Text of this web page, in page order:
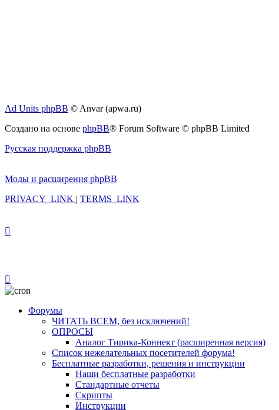
Ad Units phpBB © Anvar (apwa.ru)
Создано на основе phpBB® Forum Software © phpBB Limited
Русская поддержка phpBB
Моды и расширения phpBB
PRIVACY_LINK | TERMS_LINK
Форумы
ЧИТАТЬ ВСЕМ, без исключений!
ОПРОСЫ
Аналог Тирика-Коннект (расширенная версия)
Список нежелательных посетителей форума!
Бесплатные разработки, решения и инструкции
Наши бесплатные разработки
Стандартные отчеты
Скрипты
Инструкции